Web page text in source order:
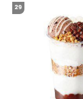
29